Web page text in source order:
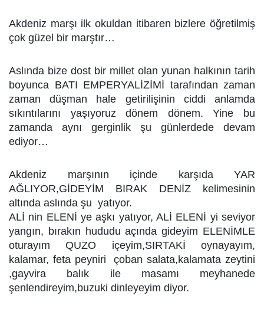
Akdeniz marşı ilk okuldan itibaren bizlere öğretilmiş
çok güzel bir marştır…
Aslında bize dost bir millet olan yunan halkının tarih
boyunca BATI EMPERYALİZİMİ tarafından zaman
zaman düşman hale getirilişinin ciddi anlamda
sıkıntılarını yaşıyoruz dönem dönem. Yine bu
zamanda aynı gerginlik şu günlerdede devam
ediyor…
Akdeniz marşının içinde karşıda YAR
AĞLIYOR,GİDEYİM BIRAK DENİZ kelimesinin
altında aslında şu yatıyor.
ALİ nin ELENİ ye aşkı yatıyor, ALİ ELENİ yi seviyor
yangın, bırakın hududu açında gideyim ELENİMLE
oturayım QUZO içeyim,SIRTAKİ oynayayım,
kalamar, feta peyniri çoban salata,kalamata zeytini
,gayvira balık ile masamı meyhanede
şenlendireyim,buzuki dinleyeyim diyor.